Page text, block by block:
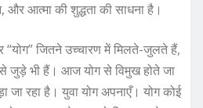
आत्मा की शुद्धता की साधना है।
जितने उच्चारण में मिलते-जुलते हैं,
जुड़े भी हैं। आज योग से विमुख होते जा
जा रहा है। युवा योग अपनाएँ। योग कोई